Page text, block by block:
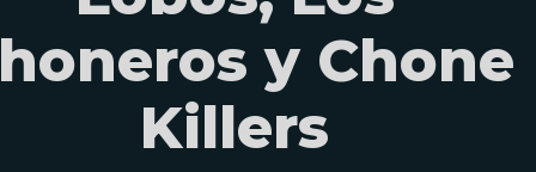
y Chone
Killers